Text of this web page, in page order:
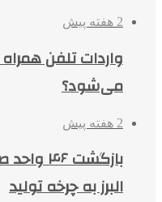
2 هفته پیش
واردات تلفن
می‌شود؟
2 هفته پیش
بازگشت
البرز به چرخه تولید